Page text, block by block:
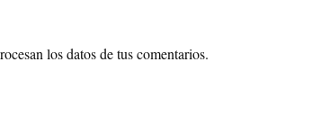
los datos de tus comentarios.